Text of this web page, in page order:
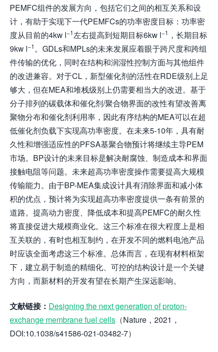
PEMFC组件的发展方向，包括它们之间的相互关系和设
计，有助于实现下一代PEMFCs的功率密度目标：功率密
度从目前的4kw l−1左右提高到短期目标6kw l−1 ，长期目标
9kw l−1。GDLs和MPLs的未来发展应着眼于跨尺度和跨组
件传输的优化，同时在结构和润湿性控制方面与其他组件
的改进兼容。对于CL，新型催化剂的活性在RDE级别上足
够大，但在MEA和堆栈级别上仍需要相当大的改进。基于
分子排列的碳载体和催化剂/聚合物界面的改性有望改善离
聚物分布和催化剂利用率，因此有序结构的MEA可以在超
低催化剂负载下实现高功率密度。在未来5-10年，具有耐
久性和增强适应性的PFSA基聚合物预计将继续主导PEM
市场。BP设计的未来目标是解决耐腐蚀、制造成本和界面
接触电阻等问题。未来超高功率密度操作需要提高大规模
传输能力。由于BP-MEA集成设计具有消除界面和减小体
积的优点，预计将为实现超高功率密度提供一条有前景的
道路。提高动力密度、降低成本和提高PEMFC的耐久性
将直接促进大规模商业化。这三个标准在很大程度上是相
互关联的，有时也相互制约，在开发不同的燃料电池产品
时应该全面考虑这三个标准。总体而言，在现有材料框架
下，建立易于制造的精细化、可控的结构设计是一个关键
方向，而新材料的开发有望在长期产生深远影响。
文献链接： Designing the next generation of proton-
exchange membrane fuel cells （Nature，2021，
DOI:10.1038/s41586-021-03482-7）